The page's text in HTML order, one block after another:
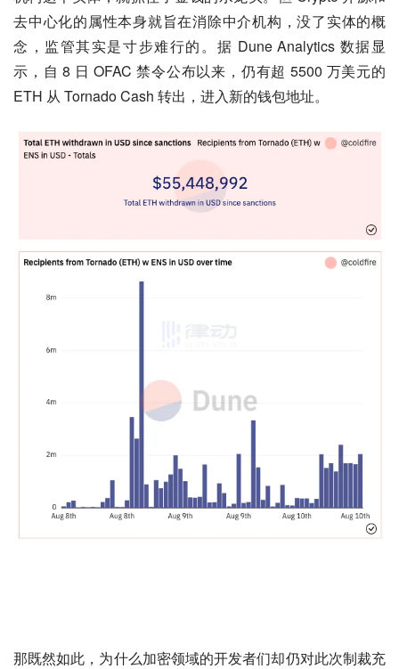
去中心化的属性本身就旨在消除中介机构，没了实体的概
念，监管其实是寸步难行的。据 Dune Analytics 数据显
示，自 8 日 OFAC 禁令公布以来，仍有超 5500 万美元的
ETH 从 Tornado Cash 转出，进入新的钱包地址。
那既然如此，为什么加密领域的开发者们却仍对此次制裁充